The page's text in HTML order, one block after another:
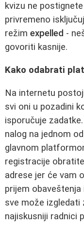
kvizu ne
privremeno
režim expelled -
govoriti kasnije.
Kako odabrati
Na internetu
svi oni u pozadini
isporučuje
nalog na jednom
glavnom
registracije
adrese jer će vam
prijem
sve može izgledati
najiskusniji radnici